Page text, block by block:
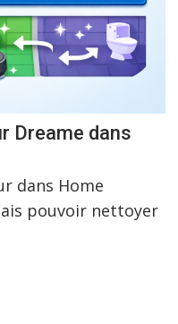
Dreame dans
dans Home
pouvoir nettoyer